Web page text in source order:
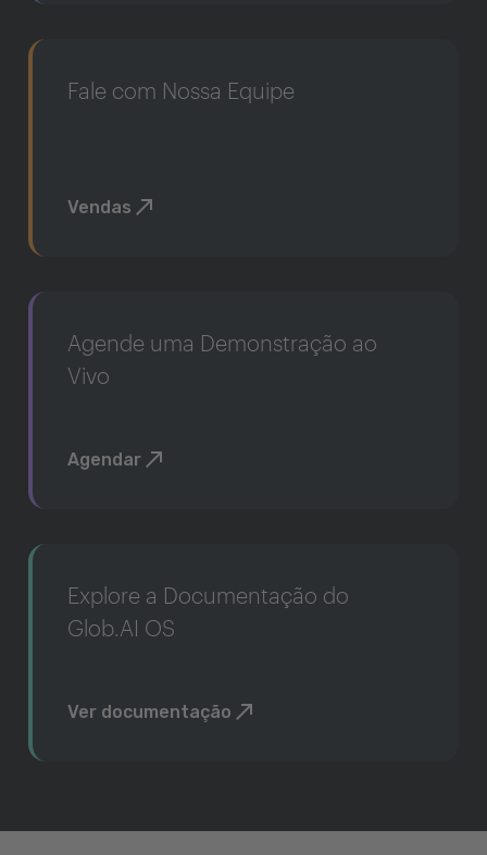
Fale com Nossa Equipe
Vendas
Agende uma Demonstração ao
Vivo
Agendar
Explore a Documentação do
Glob.AI OS
Ver documentação